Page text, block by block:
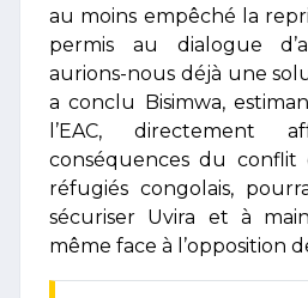
au moins empêché la
permis au dialogue
aurions-nous déjà une
a conclu Bisimwa,
l’EAC, directement
conséquences du
réfugiés congolais,
sécuriser Uvira et à
même face à l’opposition